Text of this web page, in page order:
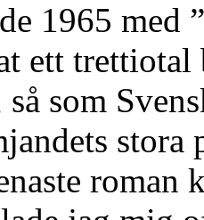
1965 med
ett
så som